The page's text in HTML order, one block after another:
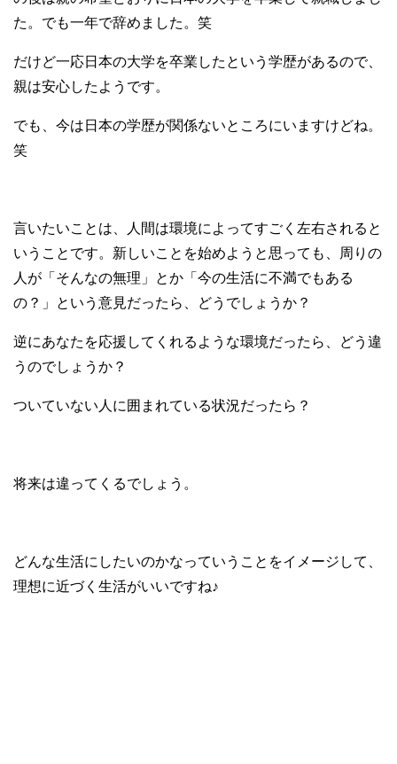
た。でも一年で辞めました。笑
だけど一応日本の大学を卒業したという学歴があるので、
親は安心したようです。
でも、今は日本の学歴が関係ないところにいますけどね。
笑
言いたいことは、人間は環境によってすごく左右されると
いうことです。新しいことを始めようと思っても、周りの
人が「そんなの無理」とか「今の生活に不満でもある
の？」という意見だったら、どうでしょうか？
逆にあなたを応援してくれるような環境だったら、どう違
うのでしょうか？
ついていない人に囲まれている状況だったら？
将来は違ってくるでしょう。
どんな生活にしたいのかなっていうことをイメージして、
理想に近づく生活がいいですね♪